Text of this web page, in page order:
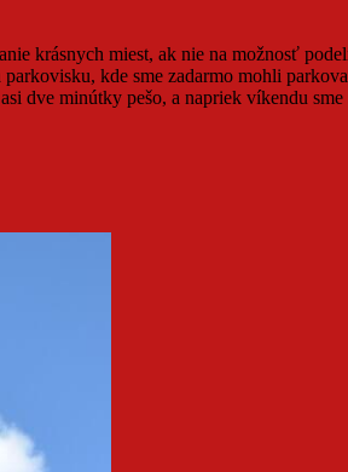
krásnych miest, ak nie na možnosť
kde sme zadarmo mohli
dve minútky pešo, a napriek víkendu